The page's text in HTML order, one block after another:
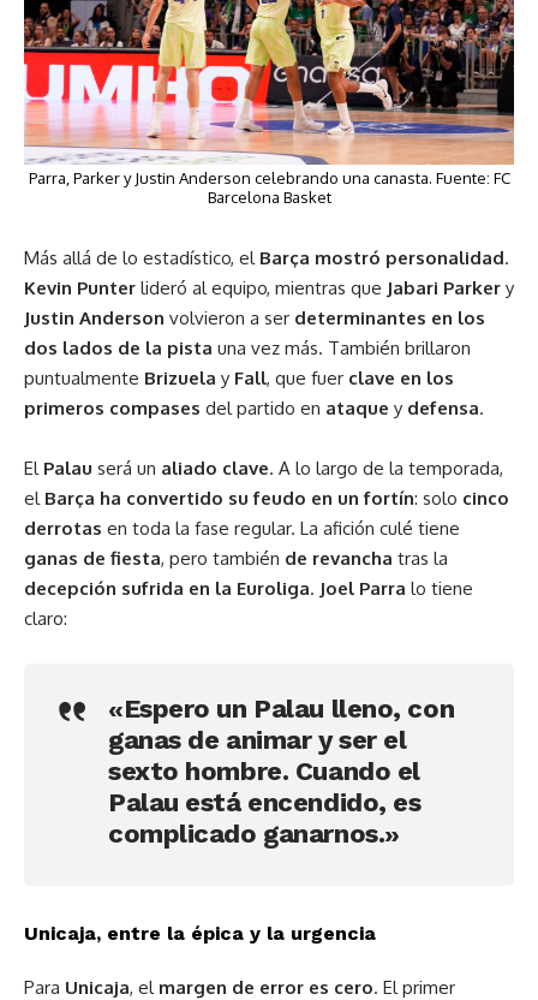
Parra, Parker y Justin Anderson celebrando una canasta. Fuente: FC
Barcelona Basket
Más allá de lo estadístico, el Barça mostró personalidad.
Kevin Punter lideró al equipo, mientras que Jabari Parker y
Justin Anderson volvieron a ser determinantes en los
dos lados de la pista una vez más. También brillaron
puntualmente Brizuela y Fall, que fuer clave en los
primeros compases del partido en ataque y defensa.
El Palau será un aliado clave. A lo largo de la temporada,
el Barça ha convertido su feudo en un fortín: solo cinco
derrotas en toda la fase regular. La afición culé tiene
ganas de fiesta, pero también de revancha tras la
decepción sufrida en la Euroliga. Joel Parra lo tiene
claro:
«Espero un Palau lleno, con
ganas de animar y ser el
sexto hombre. Cuando el
Palau está encendido, es
complicado ganarnos.»
Unicaja, entre la épica y la urgencia
Para Unicaja, el margen de error es cero. El primer